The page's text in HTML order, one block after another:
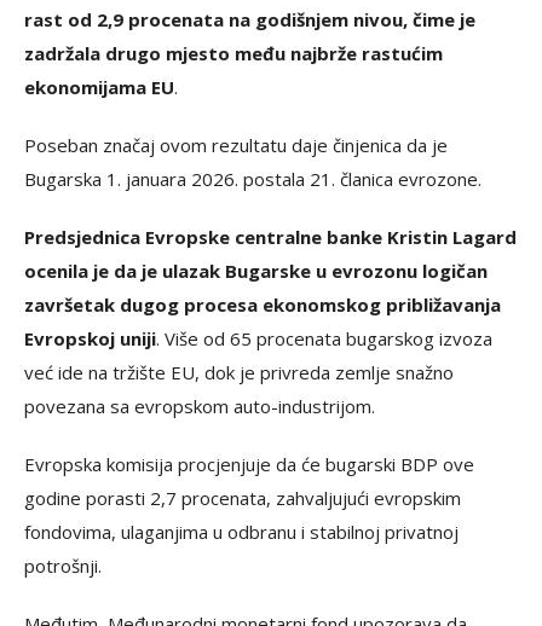
rast od 2,9 procenata na godišnjem nivou, čime je
zadržala drugo mjesto među najbrže rastućim
ekonomijama EU.
Poseban značaj ovom rezultatu daje činjenica da je
Bugarska 1. januara 2026. postala 21. članica evrozone.
Predsjednica Evropske centralne banke Kristin Lagard
ocenila je da je ulazak Bugarske u evrozonu logičan
završetak dugog procesa ekonomskog približavanja
Evropskoj uniji. Više od 65 procenata bugarskog izvoza
već ide na tržište EU, dok je privreda zemlje snažno
povezana sa evropskom auto-industrijom.
Evropska komisija procjenjuje da će bugarski BDP ove
godine porasti 2,7 procenata, zahvaljujući evropskim
fondovima, ulaganjima u odbranu i stabilnoj privatnoj
potrošnji.